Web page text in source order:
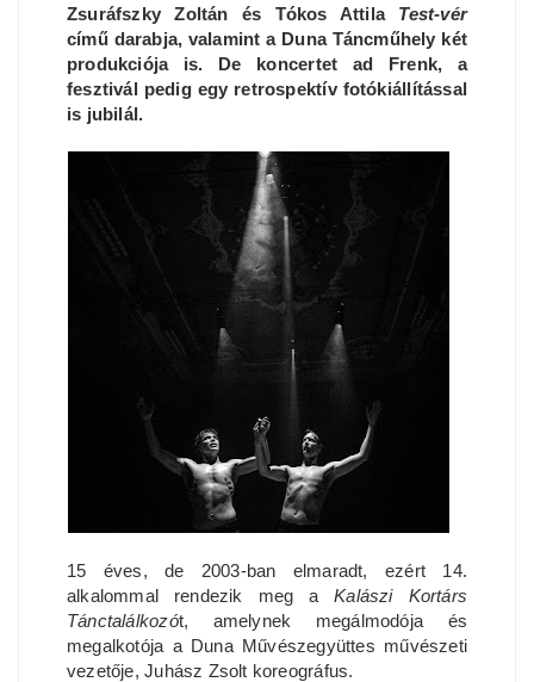
Zsuráfszky Zoltán és Tókos Attila Test-vér
című darabja, valamint a Duna Táncműhely két
produkciója is. De koncertet ad Frenk, a
fesztivál pedig egy retrospektív fotókiállítással
is jubilál.
15 éves, de 2003-ban elmaradt, ezért 14.
alkalommal rendezik meg aKalászi Kortárs
Tánctalálkozót, amelynek megálmodója és
megalkotója a Duna Művészegyüttes művészeti
vezetője, Juhász Zsolt koreográfus.